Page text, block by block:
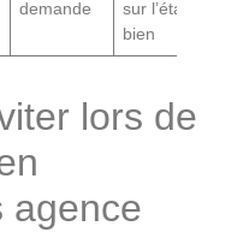
demande
sur l’état du
bien
lors de
agence